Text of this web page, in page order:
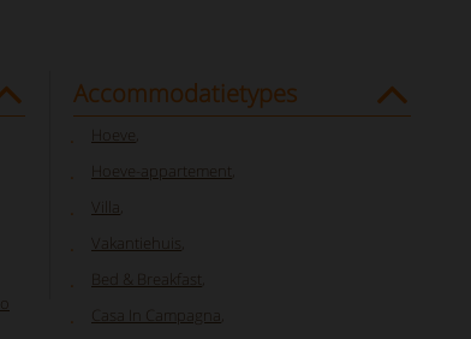
Accommodatietypes
Hoeve
Hoeve-appartement
Villa
Vakantiehuis
Bed & Breakfast
Casa In Campagna